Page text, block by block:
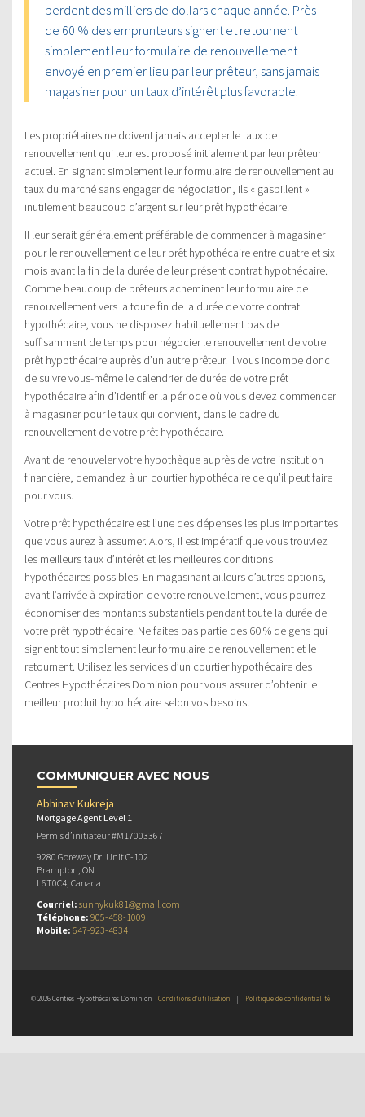
perdent des milliers de dollars chaque année. Près
de 60 % des emprunteurs signent et retournent
simplement leur formulaire de renouvellement
envoyé en premier lieu par leur prêteur, sans jamais
magasiner pour un taux d’intérêt plus favorable.
Les propriétaires ne doivent jamais accepter le taux de
renouvellement qui leur est proposé initialement par leur prêteur
actuel. En signant simplement leur formulaire de renouvellement au
taux du marché sans engager de négociation, ils « gaspillent »
inutilement beaucoup d’argent sur leur prêt hypothécaire.
Il leur serait généralement préférable de commencer à magasiner
pour le renouvellement de leur prêt hypothécaire entre quatre et six
mois avant la fin de la durée de leur présent contrat hypothécaire.
Comme beaucoup de prêteurs acheminent leur formulaire de
renouvellement vers la toute fin de la durée de votre contrat
hypothécaire, vous ne disposez habituellement pas de
suffisamment de temps pour négocier le renouvellement de votre
prêt hypothécaire auprès d’un autre prêteur. Il vous incombe donc
de suivre vous-même le calendrier de durée de votre prêt
hypothécaire afin d’identifier la période où vous devez commencer
à magasiner pour le taux qui convient, dans le cadre du
renouvellement de votre prêt hypothécaire.
Avant de renouveler votre hypothèque auprès de votre institution
financière, demandez à un courtier hypothécaire ce qu’il peut faire
pour vous.
Votre prêt hypothécaire est l’une des dépenses les plus importantes
que vous aurez à assumer. Alors, il est impératif que vous trouviez
les meilleurs taux d’intérêt et les meilleures conditions
hypothécaires possibles. En magasinant ailleurs d’autres options,
avant l’arrivée à expiration de votre renouvellement, vous pourrez
économiser des montants substantiels pendant toute la durée de
votre prêt hypothécaire. Ne faites pas partie des 60 % de gens qui
signent tout simplement leur formulaire de renouvellement et le
retournent. Utilisez les services d’un courtier hypothécaire des
Centres Hypothécaires Dominion pour vous assurer d’obtenir le
meilleur produit hypothécaire selon vos besoins!
COMMUNIQUER AVEC NOUS
Abhinav Kukreja
Mortgage Agent Level 1
Permis d’initiateur #M17003367
9280 Goreway Dr. Unit C-102
Brampton, ON
L6T0C4, Canada
Courriel: sunnykuk81@gmail.com
Téléphone: 905-458-1009
Mobile: 647-923-4834
© 2026 Centres Hypothécaires Dominion Conditions d’utilisation | Politique de confidentialité